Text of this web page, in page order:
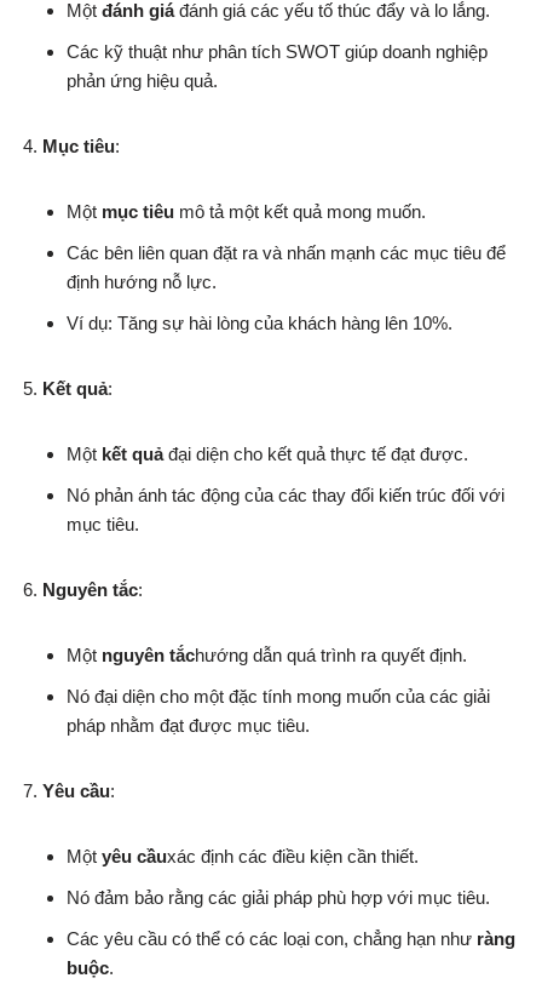
Một đánh giáđánh giá các yếu tố thúc đẩy và lo lắng.
Các kỹ thuật như phân tích SWOT giúp doanh nghiệp
phản ứng hiệu quả.
Mục tiêu:
Một mục tiêu mô tả một kết quả mong muốn.
Các bên liên quan đặt ra và nhấn mạnh các mục tiêu để
định hướng nỗ lực.
Ví dụ: Tăng sự hài lòng của khách hàng lên 10%.
Kết quả:
Một kết quảđại diện cho kết quả thực tế đạt được.
Nó phản ánh tác động của các thay đổi kiến trúc đối với
mục tiêu.
Nguyên tắc:
Một nguyên tắchướng dẫn quá trình ra quyết định.
Nó đại diện cho một đặc tính mong muốn của các giải
pháp nhằm đạt được mục tiêu.
Yêu cầu:
Một yêu cầuxác định các điều kiện cần thiết.
Nó đảm bảo rằng các giải pháp phù hợp với mục tiêu.
Các yêu cầu có thể có các loại con, chẳng hạn như ràng
buộc.